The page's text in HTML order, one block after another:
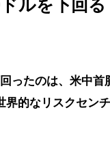
ルを下回る
ったのは、米中
的なリスクセン